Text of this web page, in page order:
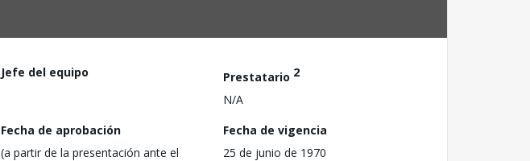
Jefe del equipo Prestatario 2
N/A
Fecha de aprobación
(a partir de la presentación ante el
Fecha de vigencia
25 de junio de 1970